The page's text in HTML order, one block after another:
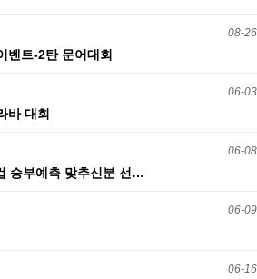
08-26
벤트-2탄 문어대회
06-03
바 대회
06-08
승부예측 맞추신분 선…
06-09
06-16